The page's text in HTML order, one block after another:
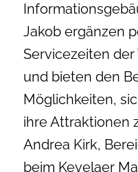
Jakob ergänzen
Servicezeiten
und bieten den
Möglichkeiten,
ihre Attraktionen
Andrea Kirk,
beim Kevelaer